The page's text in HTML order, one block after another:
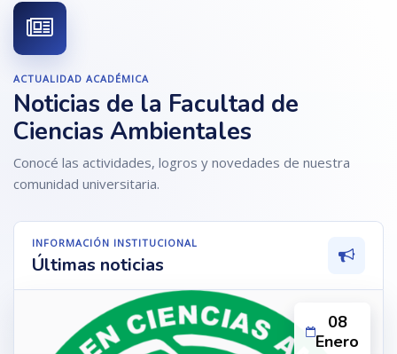
ACTUALIDAD ACADÉMICA
Noticias de la Facultad de
Ciencias Ambientales
Conocé las actividades, logros y novedades de nuestra
comunidad universitaria.
INFORMACIÓN INSTITUCIONAL
Últimas noticias
08
Enero